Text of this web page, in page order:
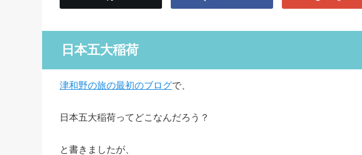
日本五大稲荷
津和野の旅の最初のブログで、
日本五大稲荷ってどこなんだろう？
と書きましたが、